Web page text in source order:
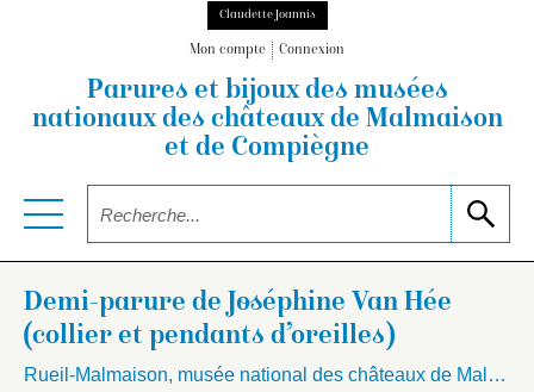
Claudette Joannis
Mon compte Connexion
Parures et bijoux des musées
nationauxdes châteaux de Malmaison
et de Compiègne
Demi-parure de Joséphine Van Hée
(collier et pendants d’oreilles)
Rueil-Malmaison, musée national des châteaux de Malmaison et Bois-Préau